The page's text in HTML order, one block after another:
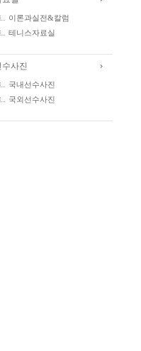
이론과실전&칼럼
테니스자료실
수사진
국내선수사진
국외선수사진